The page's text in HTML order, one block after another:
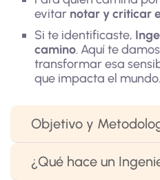
evitar notar y criticar
Si te identificaste,
camino. Aquí te
transformar esa
que impacta el mundo.
Objetivo y
¿Qué hace un